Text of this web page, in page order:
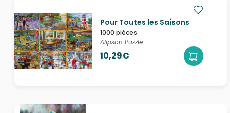
Pour Toutes les Saisons
1000 pièces
Alipson Puzzle
10,29€